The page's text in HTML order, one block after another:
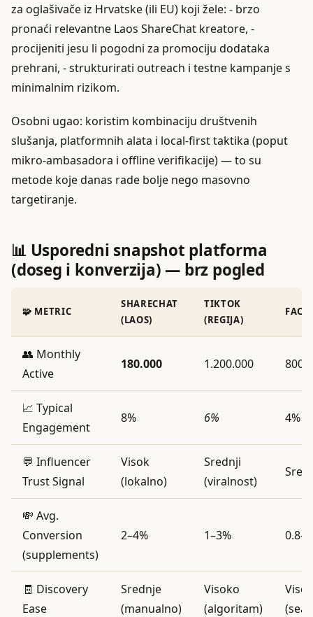
za oglašivače iz Hrvatske (ili EU) koji žele: - brzo
pronaći relevantne Laos ShareChat kreatore, -
procijeniti jesu li pogodni za promociju dodataka
prehrani, - strukturirati outreach i testne kampanje s
minimalnim rizikom.
Osobni ugao: koristim kombinaciju društvenih
slušanja, platformnih alata i local-first taktika (poput
mikro-ambasadora i offline verifikacije) — to su
metode koje danas rade bolje nego masovno
targetiranje.
📊 Usporedni snapshot platforma
(doseg i konverzija) — brz pogled
🧩 METRIC
SHARECHAT
(LAOS)
TIKTOK
(REGIJA)
👥 Monthly
Active
180.000 1.200.000
📈 Typical
Engagement
8% 6% 4%
💬 Influencer
Trust Signal
Visok
(lokalno)
Srednji
(viralnost)
💸 Avg.
Conversion
(supplements)
2–4% 1–3%
🧾 Discovery
Ease
Srednje
(manualno)
Visoko
(algoritam)